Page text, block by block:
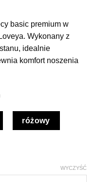
basic premium w
Wykonany z
idealnie
komfort noszenia
różowy
WYCZYŚĆ